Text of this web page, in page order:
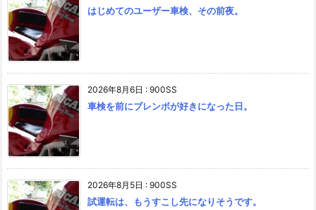
はじめてのユーザー車検、その前夜。
2026年8月6日 : 900SS
車検を前にブレンボが好きになった日。
2026年8月5日 : 900SS
試運転は、もうすこし先になりそうです。